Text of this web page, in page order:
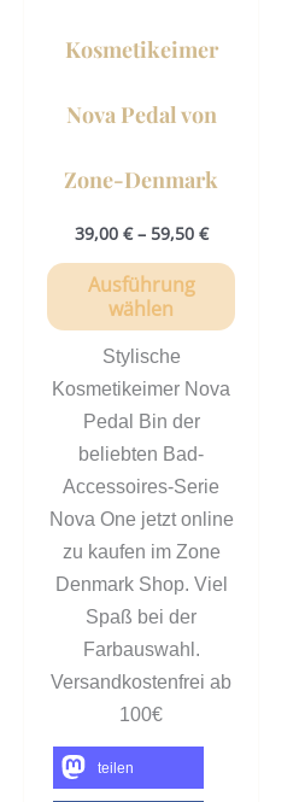
Kosmetikeimer
Nova Pedal von
Zone-Denmark
39,00 €– 59,50 €
Ausführung
wählen
Stylische
Kosmetikeimer Nova
Pedal Bin der
beliebten Bad-
Accessoires-Serie
Nova One jetzt online
zu kaufen im Zone
Denmark Shop. Viel
Spaß bei der
Farbauswahl.
Versandkostenfrei ab
100€
teilen